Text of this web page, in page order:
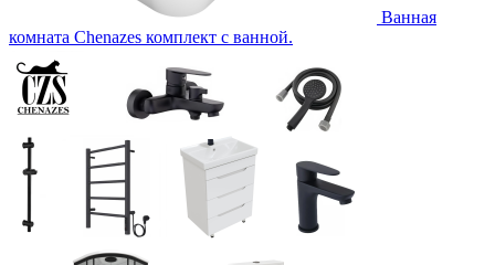
Ванная
комната Chenazes комплект с ванной.